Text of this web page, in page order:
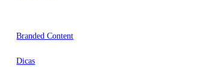
Branded Content
Dicas